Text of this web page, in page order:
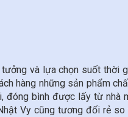
và lựa chọn suốt thời
hàng những sản phẩm
đóng bình được lấy từ nhà
Vy cũng tương đối rẻ